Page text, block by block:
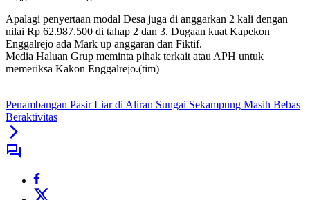
Apalagi penyertaan modal Desa juga di anggarkan 2 kali dengan
nilai Rp 62.987.500 di tahap 2 dan 3. Dugaan kuat Kapekon
Enggalrejo ada Mark up anggaran dan Fiktif.
Media Haluan Grup meminta pihak terkait atau APH untuk
memeriksa Kakon Enggalrejo.(tim)
Penambangan Pasir Liar di Aliran Sungai Sekampung Masih Bebas
Beraktivitas